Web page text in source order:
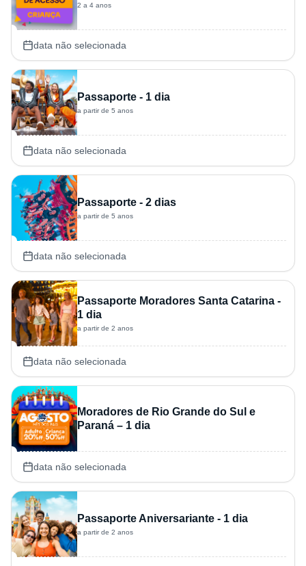
2 a 4 anos
data não selecionada
Passaporte - 1 dia
a partir de 5 anos
data não selecionada
Passaporte - 2 dias
a partir de 5 anos
data não selecionada
Passaporte Moradores Santa Catarina -
1 dia
a partir de 2 anos
data não selecionada
Moradores de Rio Grande do Sul e
Paraná – 1 dia
data não selecionada
Passaporte Aniversariante - 1 dia
a partir de 2 anos